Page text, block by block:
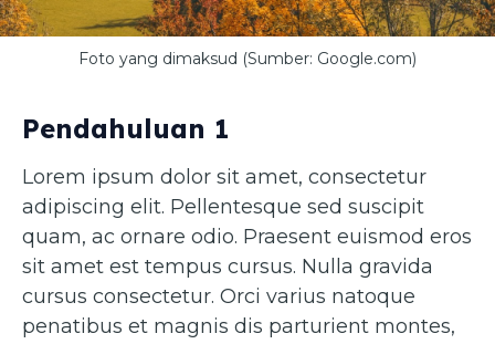
Foto yang dimaksud (Sumber: Google.com)
Pendahuluan 1
Lorem ipsum dolor sit amet, consectetur
adipiscing elit. Pellentesque sed suscipit
quam, ac ornare odio. Praesent euismod eros
sit amet est tempus cursus. Nulla gravida
cursus consectetur. Orci varius natoque
penatibus et magnis dis parturient montes,